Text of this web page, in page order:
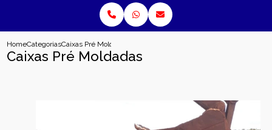
HomeCategoriasCaixas Pré Moldadas
Caixas Pré Moldadas